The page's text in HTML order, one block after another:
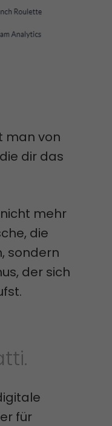
man von
dir das
mehr
die
sondern
der sich
für